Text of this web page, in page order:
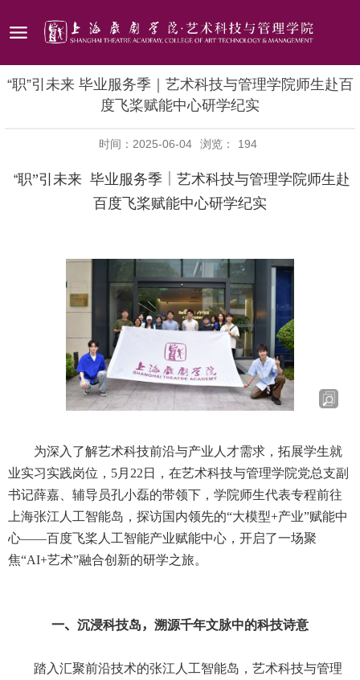
“职”引未来 毕业服务季｜艺术科技与管理学院师生赴百
度飞桨赋能中心研学纪实
时间：2025-06-04 浏览： 194
“职”引未来 毕业服务季
艺术科技与管理学院师生赴
百度飞桨赋能中心研学纪实
为深入了解艺术科技前沿与产业人才需求，拓展学生就
业实习实践岗位， 5月 22 日，在艺术科技与管理学院党总支副
书记薛嘉、辅导员孔小磊的带领下，学院师生代表专程前往
上海张江人工智能岛，探访国内领先的“大模型+产业”赋能中
心——百度飞桨人工智能产业赋能中心，开启了一场聚
焦“AI+艺术”融合创新的研学之旅。
一、 沉浸科技岛， 溯源千年文脉中的科技诗意
踏入汇聚前沿技术的张江人工智能岛，艺术科技与管理